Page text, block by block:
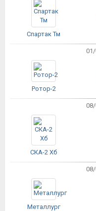
Спартак Тм
Ротор-2
СКА-2 Хб
Металлург